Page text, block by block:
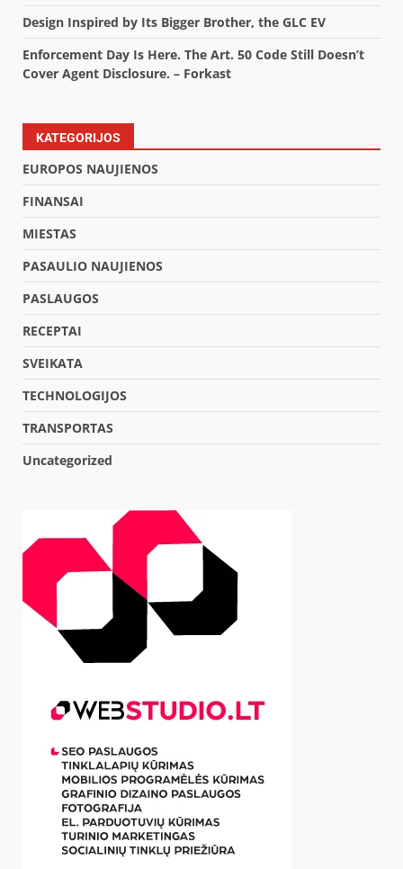
Design Inspired by Its Bigger Brother, the GLC EV
Enforcement Day Is Here. The Art. 50 Code Still Doesn’t
Cover Agent Disclosure. – Forkast
KATEGORIJOS
EUROPOS NAUJIENOS
FINANSAI
MIESTAS
PASAULIO NAUJIENOS
PASLAUGOS
RECEPTAI
SVEIKATA
TECHNOLOGIJOS
TRANSPORTAS
Uncategorized